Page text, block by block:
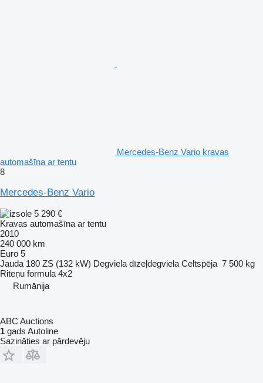
Mercedes-Benz Vario kravas
automašīna ar tentu
8
Mercedes-Benz Vario
5 290 €
Kravas automašīna ar tentu
2010
240 000 km
Euro 5
Jauda 180 ZS (132 kW) Degviela dīzeļdegviela Celtspēja 7 500 kg
Riteņu formula 4x2
Rumānija
ABC Auctions
1 gads Autoline
Sazināties ar pārdevēju